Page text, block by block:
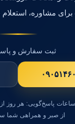
برای مشاوره،
ثبت سفارش و
ساعات پاسخ‌گویی: هر روز از
از صبر و همراهی شما